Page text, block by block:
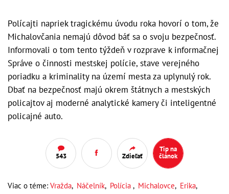
Polícajti napriek tragickému úvodu roka hovorí o tom, že
Michalovčania nemajú dôvod báť sa o svoju bezpečnosť.
Informovali o tom tento týždeň v rozprave k informačnej
Správe o činnosti mestskej polície, stave verejného
poriadku a kriminality na území mesta za uplynulý rok.
Dbať na bezpečnosť majú okrem štátnych a mestských
policajtov aj moderné analytické kamery či inteligentné
policajné auto.
543 Zdieľať
Tip na
článok
Viac o téme: Vražda, Náčelník, Polícia , Michalovce, Erika,